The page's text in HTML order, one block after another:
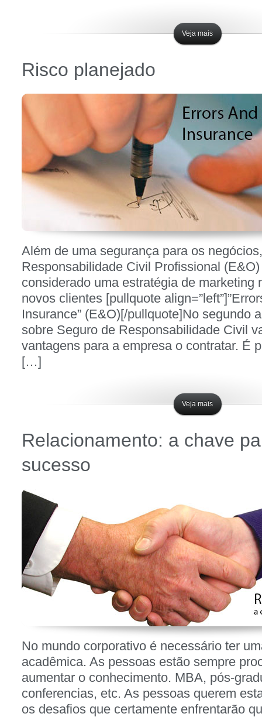
Veja mais
Risco planejado
novembro 5, 2012 - 1:03 pm
Por
Postado em
Notícias
Responsabilidade Civil
Além de uma segurança para os
Responsabilidade Civil Profissional
considerado uma estratégia de marketing
novos clientes [pullquote
Insurance” (E&O)[/pullquote]No segundo
sobre Seguro de Responsabilidade Civil
vantagens para a empresa o contratar. É
[…]
Veja mais
Relacionamento: a chave
sucesso
Postado em
outubro 31, 2012 - 5:15 pm
Por
W4 Seguros
Postado em
Notícias
No mundo corporativo é necessário ter
acadêmica. As pessoas estão sempre
aumentar o conhecimento. MBA, pós-
conferencias, etc. As pessoas querem
os desafios que certamente enfrentarão